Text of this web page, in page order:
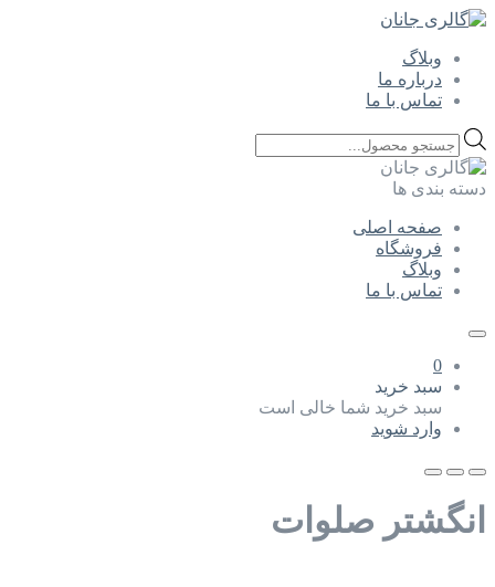
وبلاگ
درباره ما
تماس با ما
Products
search
دسته بندی ها
صفحه اصلی
فروشگاه
وبلاگ
تماس با ما
0
سبد خرید
سبد خرید شما خالی است
وارد شوید
انگشتر صلوات